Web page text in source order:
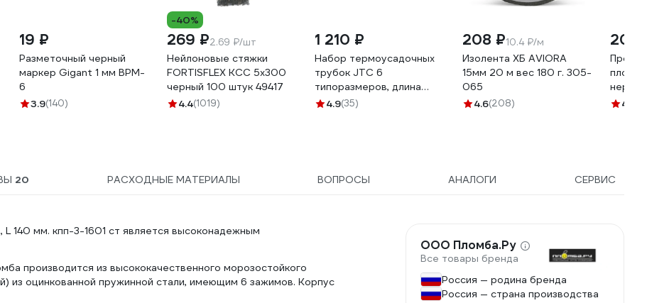
19 ₽
Разметочный черный
маркер Gigant 1 мм BPM-
6
3.9(140)
-40%
269 ₽2.69 ₽/шт
Нейлоновые стяжки
FORTISFLEX КСС 5х300
черный 100 штук 49417
4.4(1019)
1 210 ₽
Набор термоусадочных
трубок JTC 6
типоразмеров, длина
100мм, 120шт в боксе
4.9(35)
208 ₽10.4 ₽/м
Изолента ХБ AVIORA
15мм 20 м вес 180 г. 305-
065
4.6(208)
209
витая
4.8
20 РАСХОДНЫЕ МАТЕРИАЛЫ ВОПРОСЫ АНАЛОГИ СЕРВИС
140 мм. кпп-3-1601 ст является высоконадежным
производится из высококачественного морозостойкого
из оцинкованной пружинной стали, имеющим 6 зажимов. Корпус
ООО Пломба.Ру
Все товары бренда
Россия — родина бренда
Россия — страна производства